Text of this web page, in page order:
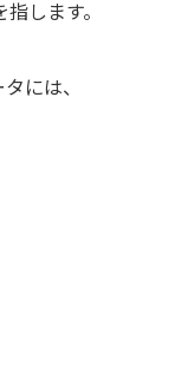
します。
には、